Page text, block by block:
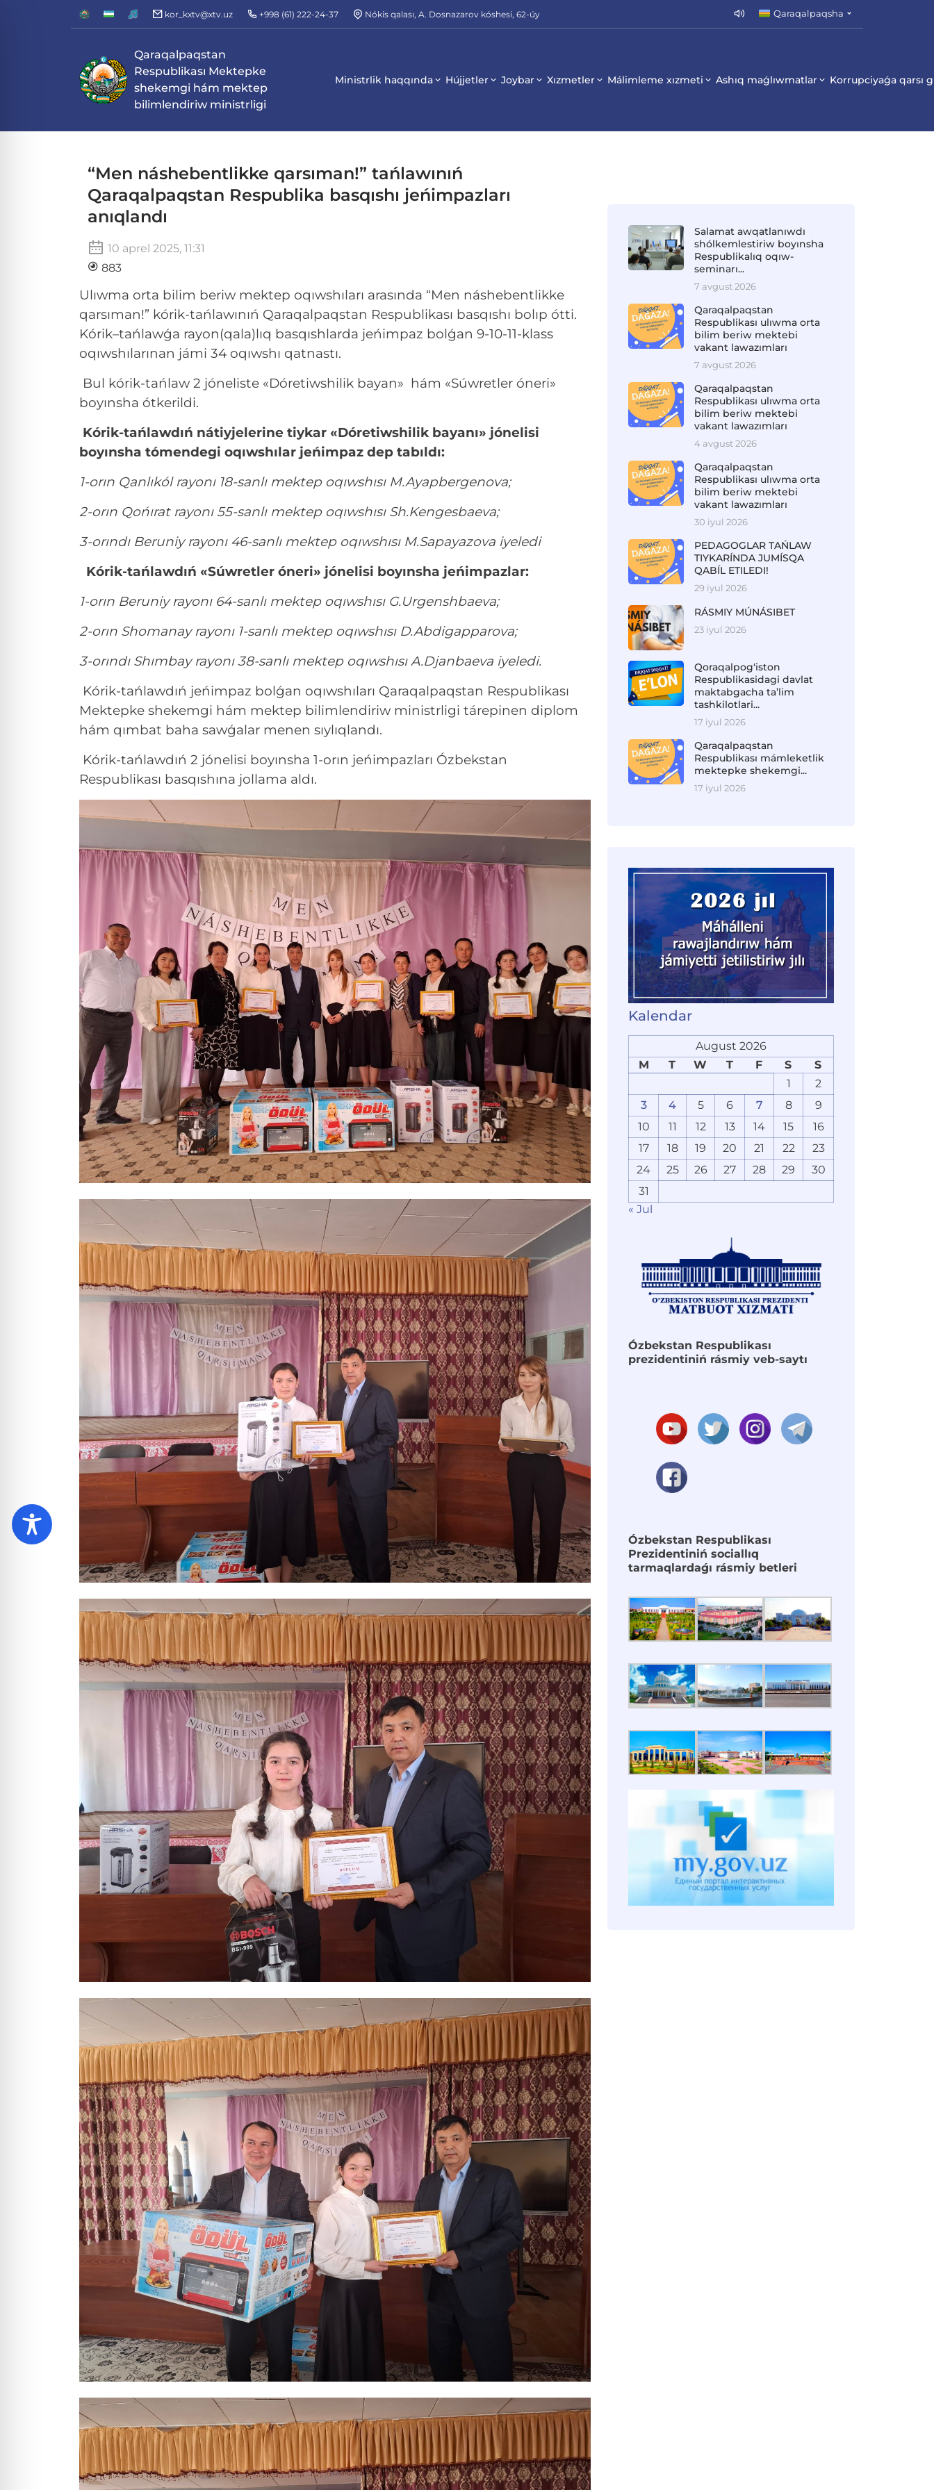
kor_kxtv@xtv.uz +998 (61) 222-24-37 Nókis qalası, A. Dosnazarov kóshesi, 62-úy Qaraqalpaqsha
Qaraqalpaqstan
Respublikası Mektepke
shekemgi hám mektep
bilimlendiriw ministrligi
Ministrlik haqqında Hújjetler Joybar Xızmetler Málimleme xızmeti Ashıq maǵlıwmatlar Korrupciyaǵa qarsı
“Men náshebentlikke qarsıman!” tańlawınıń
Qaraqalpaqstan Respublika basqıshı jeńimpazları
anıqlandı
10 aprel 2025, 11:31
883
Ulıwma orta bilim beriw mektep oqıwshıları arasında “Men náshebentlikke
qarsıman!” kórik-tańlawınıń Qaraqalpaqstan Respublikası basqıshı bolıp ótti.
Kórik–tańlawǵa rayon(qala)lıq basqıshlarda jeńimpaz bolǵan 9-10-11-klass
oqıwshılarınan jámi 34 oqıwshı qatnastı.
Bul kórik-tańlaw 2 jóneliste «Dóretiwshilik bayan» hám «Súwretler óneri»
boyınsha ótkerildi.
Kórik-tańlawdıń nátiyjelerine tiykar «Dóretiwshilik bayanı» jónelisi
boyınsha tómendegi oqıwshılar jeńimpaz dep tabıldı:
1-orın Qanlıkól rayonı 18-sanlı mektep oqıwshısı M.Ayapbergenova;
2-orın Qońırat rayonı 55-sanlı mektep oqıwshısı Sh.Kengesbaeva;
3-orındı Beruniy rayonı 46-sanlı mektep oqıwshısı M.Sapayazova iyeledi
Kórik-tańlawdıń «Súwretler óneri» jónelisi boyınsha jeńimpazlar:
1-orın Beruniy rayonı 64-sanlı mektep oqıwshısı G.Urgenshbaeva;
2-orın Shomanay rayonı 1-sanlı mektep oqıwshısı D.Abdigapparova;
3-orındı Shımbay rayonı 38-sanlı mektep oqıwshısı A.Djanbaeva iyeledi.
Kórik-tańlawdıń jeńimpaz bolǵan oqıwshıları Qaraqalpaqstan Respublikası
Mektepke shekemgi hám mektep bilimlendiriw ministrligi tárepinen diplom
hám qımbat baha sawǵalar menen sıylıqlandı.
Kórik-tańlawdıń 2 jónelisi boyınsha 1-orın jeńimpazları Ózbekstan
Respublikası basqıshına jollama aldı.
Salamat awqatlanıwdı
shólkemlestiriw boyınsha
Respublikalıq oqıw-
seminarı...
7 avgust 2026
Qaraqalpaqstan
Respublikası ulıwma orta
bilim beriw mektebi
vakant lawazımları
7 avgust 2026
Qaraqalpaqstan
Respublikası ulıwma orta
bilim beriw mektebi
vakant lawazımları
4 avgust 2026
Qaraqalpaqstan
Respublikası ulıwma orta
bilim beriw mektebi
vakant lawazımları
30 iyul 2026
PEDAGOGLAR TAŃLAW
TIYKARÍNDA JUMÍSQA
QABÍL ETILEDI!
29 iyul 2026
RÁSMIY MÚNÁSIBET
23 iyul 2026
Qoraqalpog‘iston
Respublikasidagi davlat
maktabgacha ta’lim
tashkilotlari...
17 iyul 2026
Qaraqalpaqstan
Respublikası mámleketlik
mektepke shekemgi...
17 iyul 2026
Kalendar
August 2026
M
T W T F S
S
1
2
3
4 5 6 7 8
9
10
11 12 13 14 15
16
17
18 19 20 21 22
23
24
25 26 27 28 29
30
31
« Jul
Ózbekstan Respublikası
prezidentiniń rásmiy veb-saytı
Ózbekstan Respublikası
Prezidentiniń sociallıq
tarmaqlardaǵı rásmiy betleri